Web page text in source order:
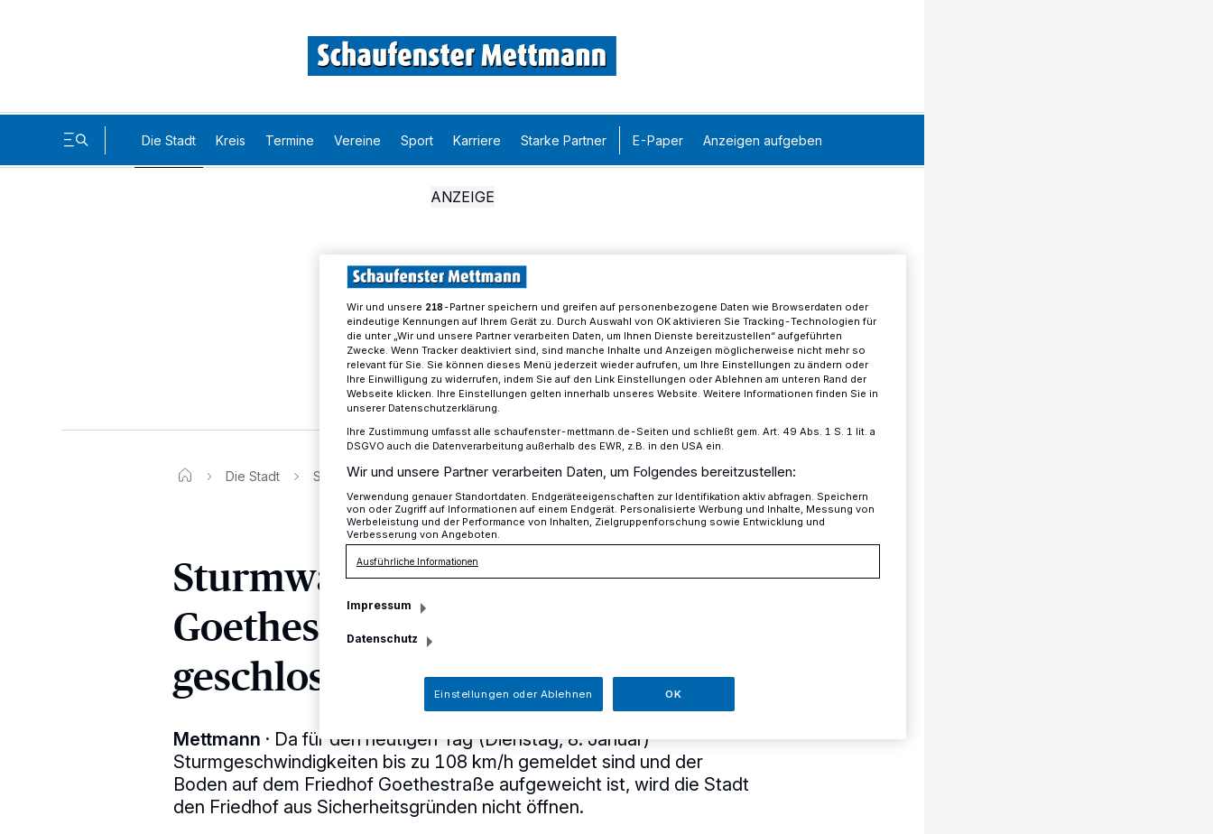
Die Stadt Kreis Termine Vereine Sport Karriere Starke Partner E-Paper Anzeigen aufgeben
Die Stadt Sturmwarnung: Friedhof Goethestraße bleibt heute geschlossen
Sturmwarnung: Friedhof
Goethestraße bleibt heute
geschlossen
Mettmann · Da für den heutigen Tag (Dienstag, 8. Januar)
Sturmgeschwindigkeiten bis zu 108 km/h gemeldet sind und der
Boden auf dem Friedhof Goethestraße aufgeweicht ist, wird die Stadt
den Friedhof aus Sicherheitsgründen nicht öffnen.
Wir und unsere 218-Partner speichern und greifen auf personenbezogene Daten wie Browserdaten oder
eindeutige Kennungen auf Ihrem Gerät zu. Durch Auswahl von OK aktivieren Sie Tracking-Technologien für
die unter „Wir und unsere Partner verarbeiten Daten, um Ihnen Dienste bereitzustellen“ aufgeführten
Zwecke. Wenn Tracker deaktiviert sind, sind manche Inhalte und Anzeigen möglicherweise nicht mehr so
relevant für Sie. Sie können dieses Menü jederzeit wieder aufrufen, um Ihre Einstellungen zu ändern oder
Ihre Einwilligung zu widerrufen, indem Sie auf den Link Einstellungen oder Ablehnen am unteren Rand der
Webseite klicken. Ihre Einstellungen gelten innerhalb unseres Website. Weitere Informationen finden Sie in
unserer Datenschutzerklärung.
Ihre Zustimmung umfasst alle schaufenster-mettmann.de-Seiten und schließt gem. Art. 49 Abs. 1 S. 1 lit. a
DSGVO auch die Datenverarbeitung außerhalb des EWR, z.B. in den USA ein.
Wir und unsere Partner verarbeiten Daten, um Folgendes bereitzustellen:
Verwendung genauer Standortdaten. Endgeräteeigenschaften zur Identifikation aktiv abfragen. Speichern
von oder Zugriff auf Informationen auf einem Endgerät. Personalisierte Werbung und Inhalte, Messung von
Werbeleistung und der Performance von Inhalten, Zielgruppenforschung sowie Entwicklung und
Verbesserung von Angeboten.
Ausführliche Informationen
Impressum
Datenschutz
Einstellungen oder Ablehnen OK